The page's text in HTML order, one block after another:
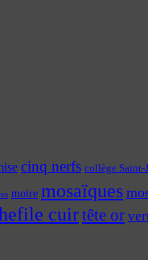
cinq nerfs collège Saint-
moire mosaïques
cuirtête or